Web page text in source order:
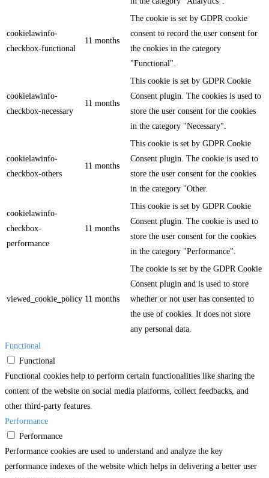
cookielawinfo-
checkbox-functional
11 months
The cookie is set by GDPR cookie
consent to record the user consent for
the cookies in the category
"Functional".
cookielawinfo-
checkbox-necessary
11 months
This cookie is set by GDPR Cookie
Consent plugin. The cookies is used to
store the user consent for the cookies
in the category "Necessary".
cookielawinfo-
checkbox-others
11 months
This cookie is set by GDPR Cookie
Consent plugin. The cookie is used to
store the user consent for the cookies
in the category "Other.
cookielawinfo-
checkbox-
performance
11 months
This cookie is set by GDPR Cookie
Consent plugin. The cookie is used to
store the user consent for the cookies
in the category "Performance".
viewed_cookie_policy 11 months
The cookie is set by the GDPR Cookie
Consent plugin and is used to store
whether or not user has consented to
the use of cookies. It does not store
any personal data.
Functional
Functional
Functional cookies help to perform certain functionalities like sharing the
content of the website on social media platforms, collect feedbacks, and
other third-party features.
Performance
Performance
Performance cookies are used to understand and analyze the key
performance indexes of the website which helps in delivering a better user